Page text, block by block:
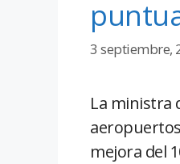
3 septiembre,
La ministra
mejora del